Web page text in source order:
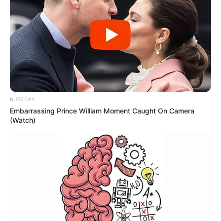
Možda vas zanima
Kako organizirati i
pročistiti ormarić s
kozmetikom prema
savjetima stručnjaka
Ovo su znakovi da
vaša ljetna romansa
preživjeti ljeto
Gigi Hadid i Bradley
Cooper potaknuli
glasine o tajnom
vjenčanju: Jedan
detalj svima je zapeo
za oko
Baby Lasagna
objavio najosobniju
pjesmu dosad, a